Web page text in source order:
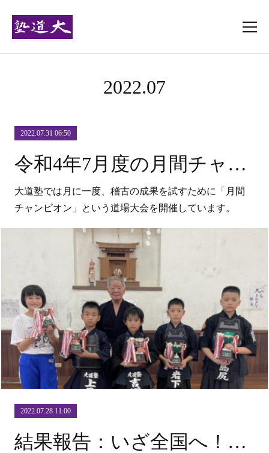
2022.07
2022.07.31 06:50
令和4年7月度の月間チャンピオンを開催しました！
大道塾では月に一度、稽古の成果を試すために「月間
チャンピオン」という道場大会を開催しています。
2022.07.28 11:00
結果報告：いざ全国へ！〜第56回 全国道場少年剣道大会〜